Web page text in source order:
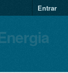
Entrar